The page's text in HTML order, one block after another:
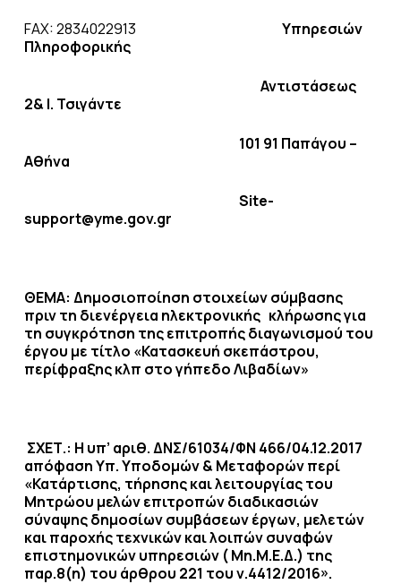
FAX: 2834022913
Υπηρεσιών
Πληροφορικής
Αντιστάσεως
2& Ι. Τσιγάντε
101 91 Παπάγου –
Αθήνα
Site-
support@yme.gov.gr
ΘΕΜΑ: Δημοσιοποίηση στοιχείων σύμβασης
πριν τη διενέργεια ηλεκτρονικής κλήρωσης για
τη συγκρότηση της επιτροπής διαγωνισμού του
έργου με τίτλο «Κατασκευή σκεπάστρου,
περίφραξης κλπ στο γήπεδο Λιβαδίων»
ΣΧΕΤ.: Η υπ’ αριθ. ΔΝΣ/61034/ΦΝ 466/04.12.2017
απόφαση Υπ. Υποδομών & Μεταφορών περί
«Κατάρτισης, τήρησης και λειτουργίας του
Μητρώου μελών επιτροπών διαδικασιών
σύναψης δημοσίων συμβάσεων έργων, μελετών
και παροχής τεχνικών και λοιπών συναφών
επιστημονικών υπηρεσιών ( Μη.Μ.Ε.Δ.) της
παρ.8(η) του άρθρου 221 του ν.4412/2016».